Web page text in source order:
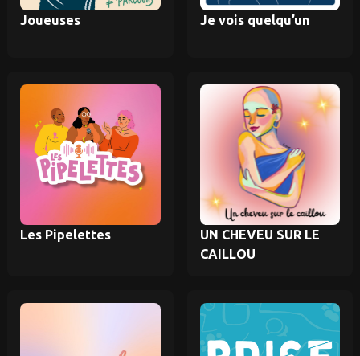
Joueuses Je vois quelqu’un
Les Pipelettes
UN CHEVEU SUR LE
CAILLOU